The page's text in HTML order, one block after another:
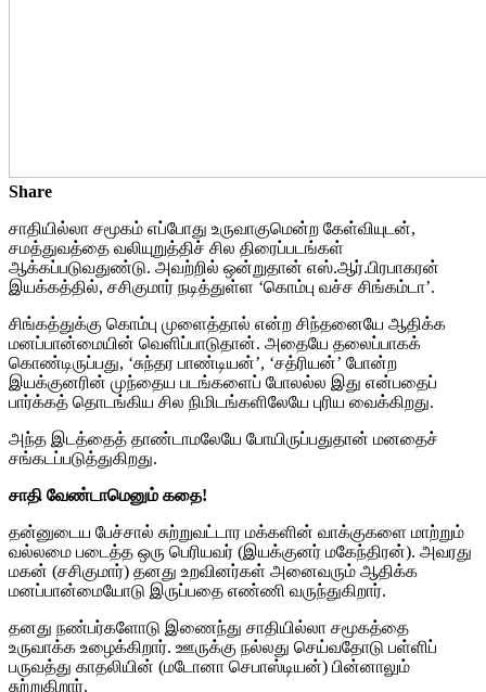
Share
சாதியில்லா சமூகம் எப்போது உருவாகுமென்ற கேள்வியுடன்,
சமத்துவத்தை வலியுறுத்திச் சில திரைப்படங்கள்
ஆக்கப்படுவதுண்டு. அவற்றில் ஒன்றுதான் எஸ்.ஆர்.பிரபாகரன்
இயக்கத்தில், சசிகுமார் நடித்துள்ள ‘கொம்பு வச்ச சிங்கம்டா’.
சிங்கத்துக்கு கொம்பு முளைத்தால் என்ற சிந்தனையே ஆதிக்க
மனப்பான்மையின் வெளிப்பாடுதான். அதையே தலைப்பாகக்
கொண்டிருப்பது, ‘சுந்தர பாண்டியன்’, ‘சத்ரியன்’ போன்ற
இயக்குனரின் முந்தைய படங்களைப் போலல்ல இது என்பதைப்
பார்க்கத் தொடங்கிய சில நிமிடங்களிலேயே புரிய வைக்கிறது.
அந்த இடத்தைத் தாண்டாமலேயே போயிருப்பதுதான் மனதைச்
சங்கடப்படுத்துகிறது.
சாதி வேண்டாமெனும் கதை!
தன்னுடைய பேச்சால் சுற்றுவட்டார மக்களின் வாக்குகளை மாற்றும்
வல்லமை படைத்த ஒரு பெரியவர் (இயக்குனர் மகேந்திரன்). அவரது
மகன் (சசிகுமார்) தனது உறவினர்கள் அனைவரும் ஆதிக்க
மனப்பான்மையோடு இருப்பதை எண்ணி வருந்துகிறார்.
தனது நண்பர்களோடு இணைந்து சாதியில்லா சமூகத்தை
உருவாக்க உழைக்கிறார். ஊருக்கு நல்லது செய்வதோடு பள்ளிப்
பருவத்து காதலியின் (மடோனா செபாஸ்டியன்) பின்னாலும்
சுற்றுகிறார்.